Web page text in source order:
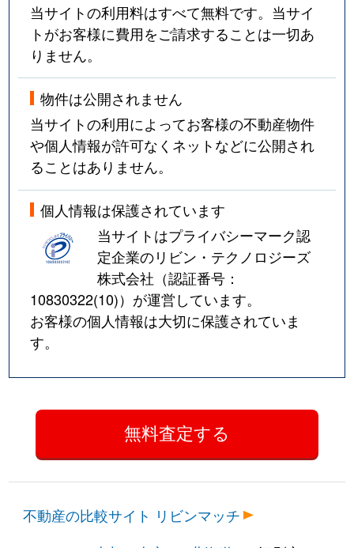
当サイトの利用料はすべて無料です。当サイ
トがお客様に費用をご請求することは一切あ
りません。
物件は公開されません
当サイトの利用によってお客様の不動産物件
や個人情報が許可なくネットなどに公開され
ることはありません。
個人情報は保護されています
当サイトはプライバシーマーク認
定企業のリビン・テクノロジーズ
株式会社（認証番号：
10830322(10)）が運営しています。
お客様の個人情報は大切に保護されていま
す。
不動産の比較サイト リビンマッチ